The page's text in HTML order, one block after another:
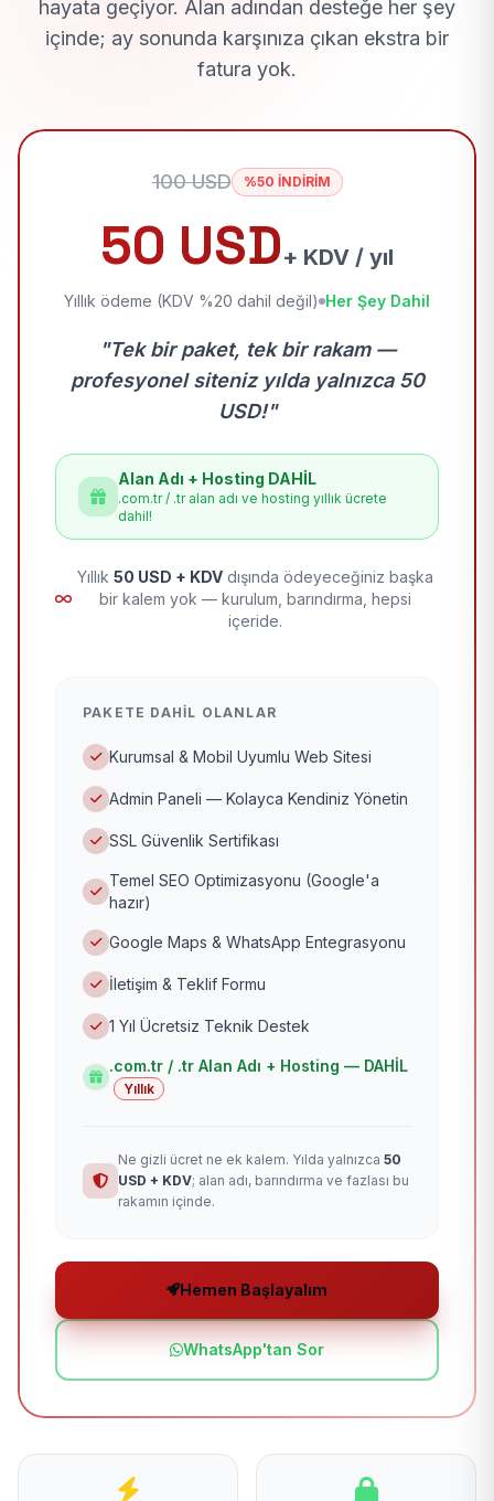
hayata geçiyor. Alan adından desteğe her şey
içinde; ay sonunda karşınıza çıkan ekstra bir
fatura yok.
100 USD %50 İNDİRİM
50 USD+ KDV / yıl
Yıllık ödeme (KDV %20 dahil değil) Her Şey Dahil
"Tek bir paket, tek bir rakam —
profesyonel siteniz yılda yalnızca 50
USD!"
Alan Adı + Hosting DAHİL
.com.tr / .tr alan adı ve hosting yıllık ücrete
dahil!
Yıllık 50 USD + KDV dışında ödeyeceğiniz başka
bir kalem yok — kurulum, barındırma, hepsi
içeride.
PAKETE DAHIL OLANLAR
Kurumsal & Mobil Uyumlu Web Sitesi
Admin Paneli — Kolayca Kendiniz Yönetin
SSL Güvenlik Sertifikası
Temel SEO Optimizasyonu (Google'a
hazır)
Google Maps & WhatsApp Entegrasyonu
İletişim & Teklif Formu
1 Yıl Ücretsiz Teknik Destek
.com.tr / .tr Alan Adı + Hosting — DAHİL
Yıllık
Ne gizli ücret ne ek kalem. Yılda yalnızca 50
USD + KDV; alan adı, barındırma ve fazlası bu
rakamın içinde.
Hemen Başlayalım
WhatsApp'tan Sor